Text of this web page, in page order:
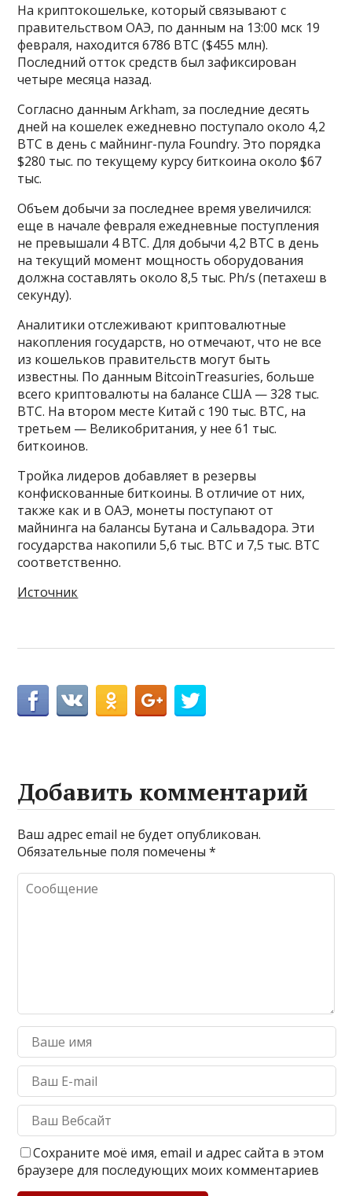
На криптокошельке, который связывают с
правительством ОАЭ, по данным на 13:00 мск 19
февраля, находится 6786 BTC ($455 млн).
Последний отток средств был зафиксирован
четыре месяца назад.
Согласно данным Arkham, за последние десять
дней на кошелек ежедневно поступало около 4,2
BTC в день с майнинг-пула Foundry. Это порядка
$280 тыс. по текущему курсу биткоина около $67
тыс.
Объем добычи за последнее время увеличился:
еще в начале февраля ежедневные поступления
не превышали 4 BTC. Для добычи 4,2 BTC в день
на текущий момент мощность оборудования
должна составлять около 8,5 тыс. Ph/s (петахеш в
секунду).
Аналитики отслеживают криптовалютные
накопления государств, но отмечают, что не все
из кошельков правительств могут быть
известны. По данным BitcoinTreasuries, больше
всего криптовалюты на балансе США — 328 тыс.
ВТС. На втором месте Китай с 190 тыс. ВТС, на
третьем — Великобритания, у нее 61 тыс.
биткоинов.
Тройка лидеров добавляет в резервы
конфискованные биткоины. В отличие от них,
также как и в ОАЭ, монеты поступают от
майнинга на балансы Бутана и Сальвадора. Эти
государства накопили 5,6 тыс. BTC и 7,5 тыс. BTC
соответственно.
Источник
Добавить комментарий
Ваш адрес email не будет опубликован.
Обязательные поля помечены*
Сохраните моё имя, email и адрес сайта в этом
браузере для последующих моих комментариев